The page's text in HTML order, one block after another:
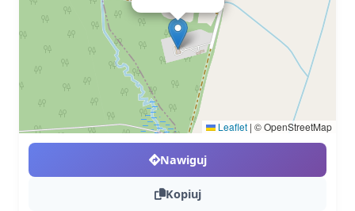
Leaflet | © OpenStreetMap
Nawiguj
Kopiuj